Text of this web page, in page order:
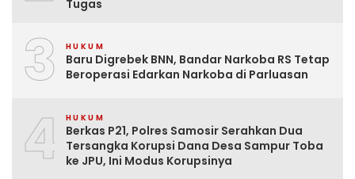
Tugas
3 HUKUM
Baru Digrebek BNN, Bandar Narkoba RS Tetap
Beroperasi Edarkan Narkoba di Parluasan
4 HUKUM
Berkas P21, Polres Samosir Serahkan Dua
Tersangka Korupsi Dana Desa Sampur Toba
ke JPU, Ini Modus Korupsinya